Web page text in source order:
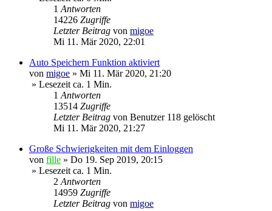
1Antworten
14226 Zugriffe
Letzter Beitrag von migoe
Mi 11. Mär 2020, 22:01
Auto Speichern Funktion aktiviert
von migoe » Mi 11. Mär 2020, 21:20
» Lesezeit ca. 1 Min.
1Antworten
13514 Zugriffe
Letzter Beitrag von Benutzer 118 gelöscht
Mi 11. Mär 2020, 21:27
Große Schwierigkeiten mit dem Einloggen
von fille » Do 19. Sep 2019, 20:15
» Lesezeit ca. 1 Min.
2Antworten
14959 Zugriffe
Letzter Beitrag von migoe